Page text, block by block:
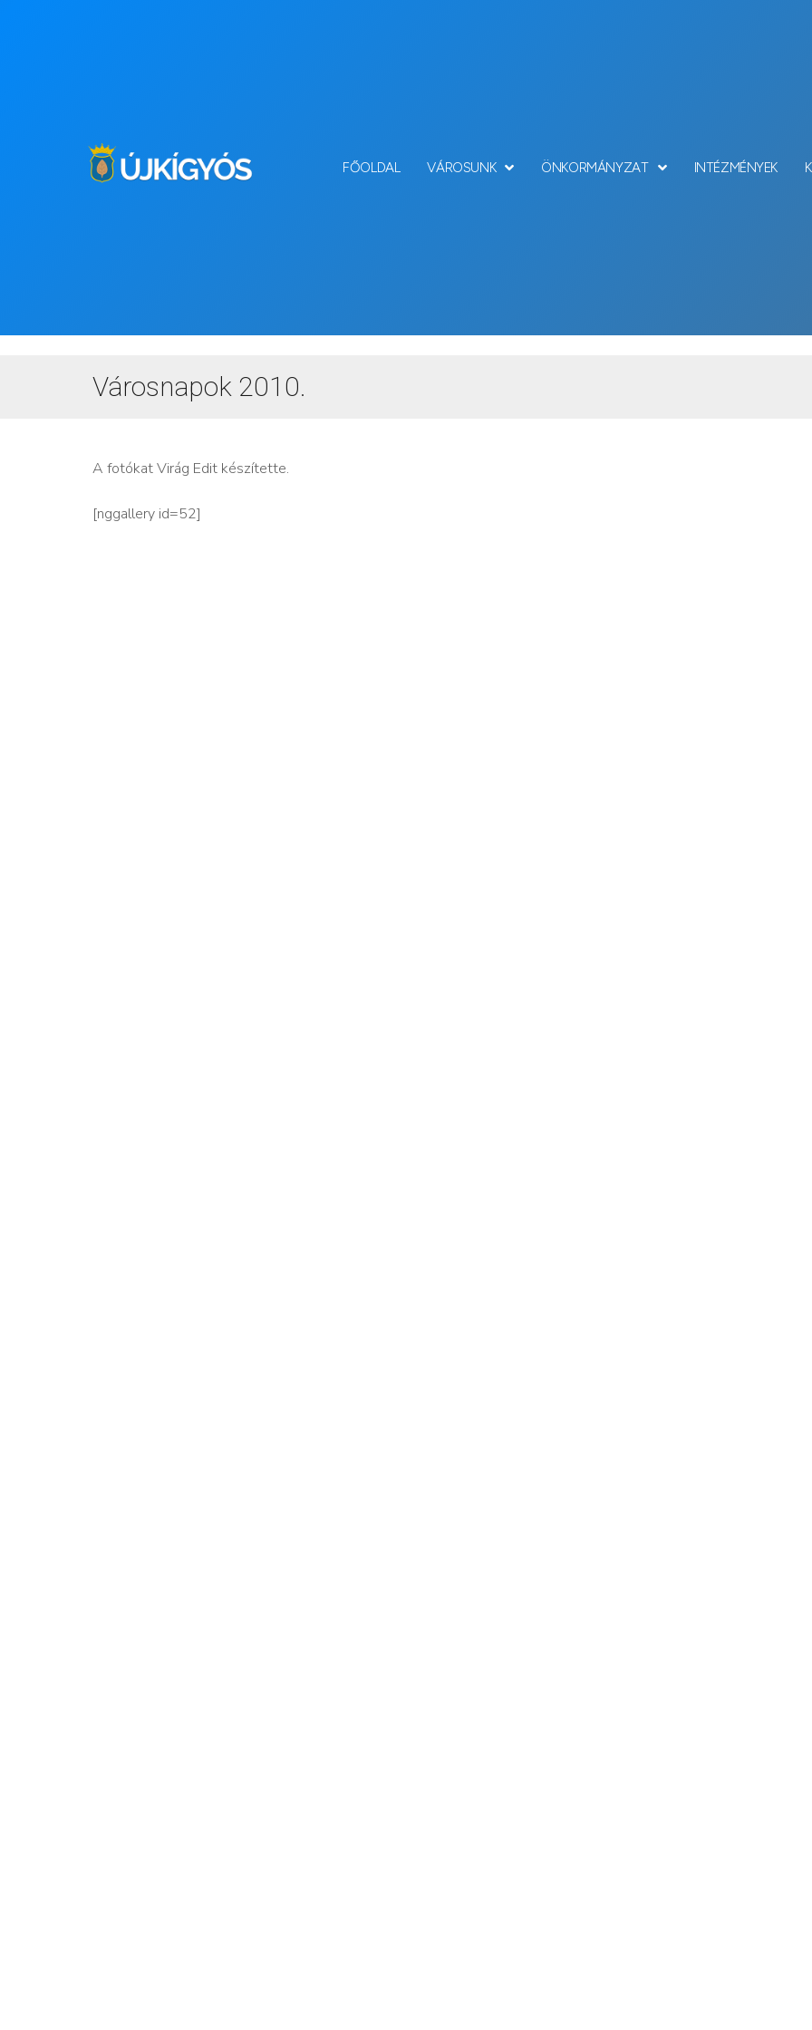
FŐOLDAL VÁROSUNK ÖNKORMÁNYZAT INTÉZMÉNYEK
Városnapok 2010.
A fotókat Virág Edit készítette.
[nggallery id=52]